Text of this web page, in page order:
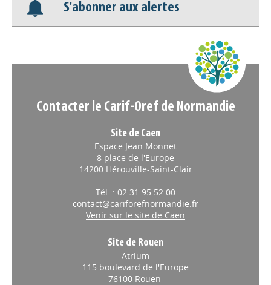
Nos veilles Scoop.it
S'abonner aux alertes
Contacter le Carif-Oref de Normandie
Site de Caen
Espace Jean Monnet
8 place de l'Europe
14200 Hérouville-Saint-Clair
Tél. : 02 31 95 52 00
contact@cariforefnormandie.fr
Venir sur le site de Caen
Site de Rouen
Atrium
115 boulevard de l'Europe
76100 Rouen